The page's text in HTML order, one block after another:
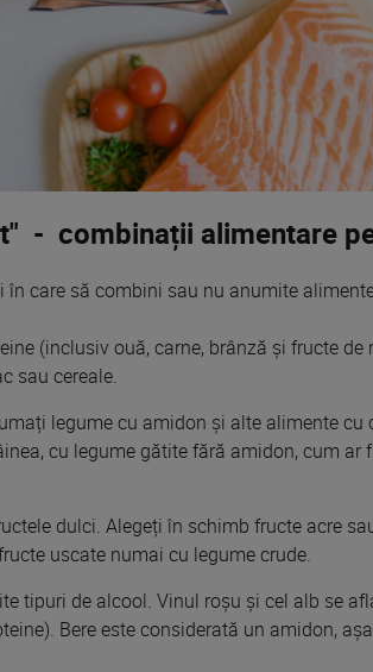
- combinații alimentare
în care să combini sau nu anumite
​​(inclusiv ouă, carne, brânză și fructe de
sau cereale.
ți legume cu amidon și alte alimente cu
cu legume gătite fără amidon, cum ar
dulci. Alegeți în schimb fructe acre
uscate numai cu legume crude.
tipuri de alcool. Vinul roșu și cel alb se
Bere esteconsiderată un amidon,